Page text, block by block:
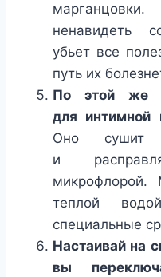
ненавидеть
убьет все
путь их
По этой же
для интимной
Оно сушит
и
микрофлорой.
теплой
специальные
Настаивай на
вы